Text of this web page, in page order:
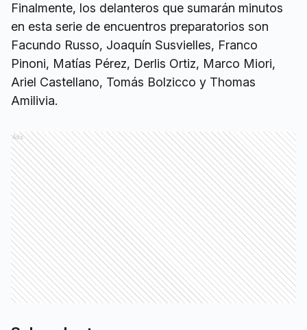
Finalmente, los delanteros que sumarán minutos
en esta serie de encuentros preparatorios son
Facundo Russo, Joaquín Susvielles, Franco
Pinoni, Matías Pérez, Derlis Ortiz, Marco Miori,
Ariel Castellano, Tomás Bolzicco y Thomas
Amilivia.
Ads